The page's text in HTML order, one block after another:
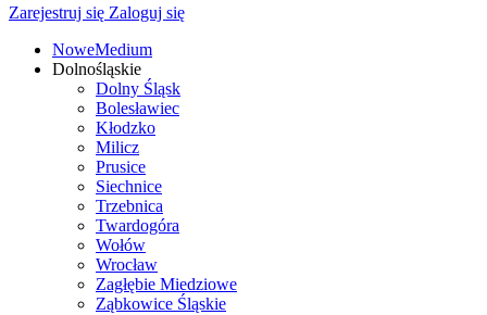
Zarejestruj się Zaloguj się
NoweMedium
Dolnośląskie
Dolny Śląsk
Bolesławiec
Kłodzko
Milicz
Prusice
Siechnice
Trzebnica
Twardogóra
Wołów
Wrocław
Zagłębie Miedziowe
Ząbkowice Śląskie